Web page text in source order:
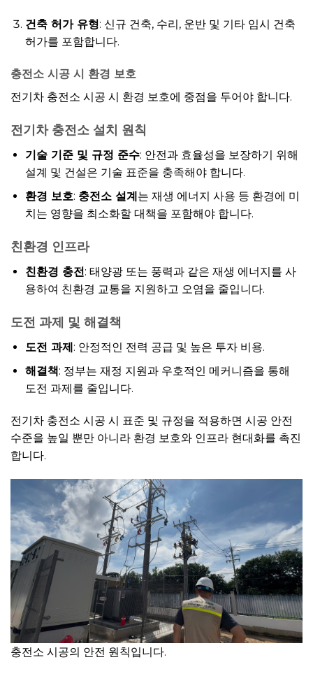
건축 허가 유형: 신규 건축, 수리, 운반 및 기타 임시 건축
허가를 포함합니다.
충전소 시공 시 환경 보호
전기차 충전소 시공 시 환경 보호에 중점을 두어야 합니다.
전기차 충전소 설치 원칙
기술 기준 및 규정 준수: 안전과 효율성을 보장하기 위해
설계 및 건설은 기술 표준을 충족해야 합니다.
환경 보호: 충전소 설계 는 재생 에너지 사용 등 환경에 미
치는 영향을 최소화할 대책을 포함해야 합니다.
친환경 인프라
친환경 충전: 태양광 또는 풍력과 같은 재생 에너지를 사
용하여 친환경 교통을 지원하고 오염을 줄입니다.
도전 과제 및 해결책
도전 과제: 안정적인 전력 공급 및 높은 투자 비용.
해결책: 정부는 재정 지원과 우호적인 메커니즘을 통해
도전 과제를 줄입니다.
전기차 충전소 시공 시 표준 및 규정을 적용하면 시공 안전
수준을 높일 뿐만 아니라 환경 보호와 인프라 현대화를 촉진
합니다.
충전소 시공의 안전 원칙입니다.